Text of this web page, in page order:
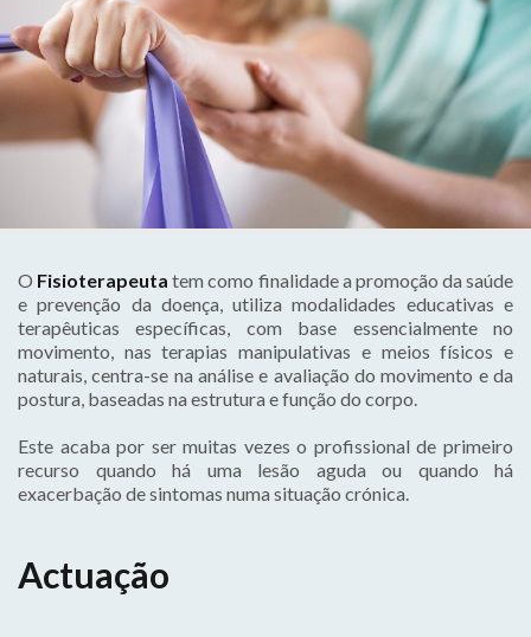
O Fisioterapeuta tem como finalidade a promoção da saúde
e prevenção da doença, utiliza modalidades educativas e
terapêuticas específicas, com base essencialmente no
movimento, nas terapias manipulativas e meios físicos e
naturais, centra-se na análise e avaliação do movimento e da
postura, baseadas na estrutura e função do corpo.
Este acaba por ser muitas vezes o profissional de primeiro
recurso quando há uma lesão aguda ou quando há
exacerbação de sintomas numa situação crónica.
Actuação